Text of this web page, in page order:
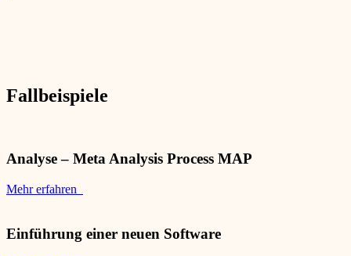
Fallbeispiele
Analyse – Meta Analysis Process MAP
Mehr erfahren
Einführung einer neuen Software